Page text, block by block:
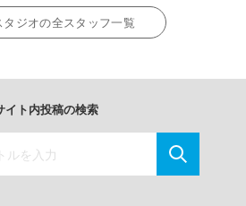
タジオの全スタッフ一覧
イト内投稿の検索